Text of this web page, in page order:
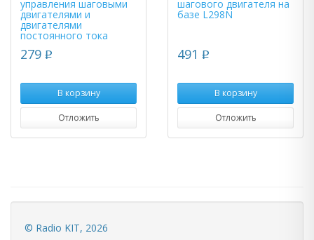
управления шаговыми
двигателями и
двигателями
постоянного тока
279 p
В корзину
Отложить
шагового двигателя на
базе L298N
491 p
В корзину
Отложить
© Radio KIT, 2026